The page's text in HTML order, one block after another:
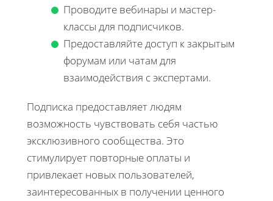
Проводите вебинары и мастер-
классы для подписчиков.
Предоставляйте доступ к закрытым
форумам или чатам для
взаимодействия с экспертами.
Подписка предоставляет людям
возможность чувствовать себя частью
эксклюзивного сообщества. Это
стимулирует повторные оплаты и
привлекает новых пользователей,
заинтересованных в получении ценного